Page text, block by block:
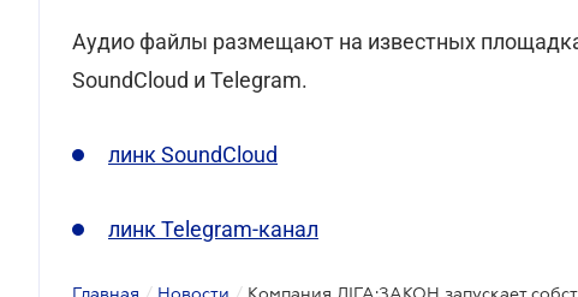
Аудио файлы размещают на известных
SoundCloud и Telegram.
линк SoundCloud
линк Telegram-канал